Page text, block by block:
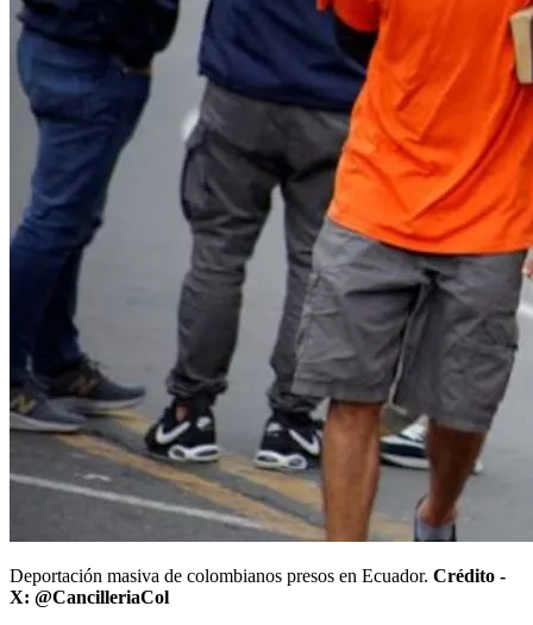
Deportación masiva de colombianos presos en Ecuador. Crédito -
X: @CancilleriaCol